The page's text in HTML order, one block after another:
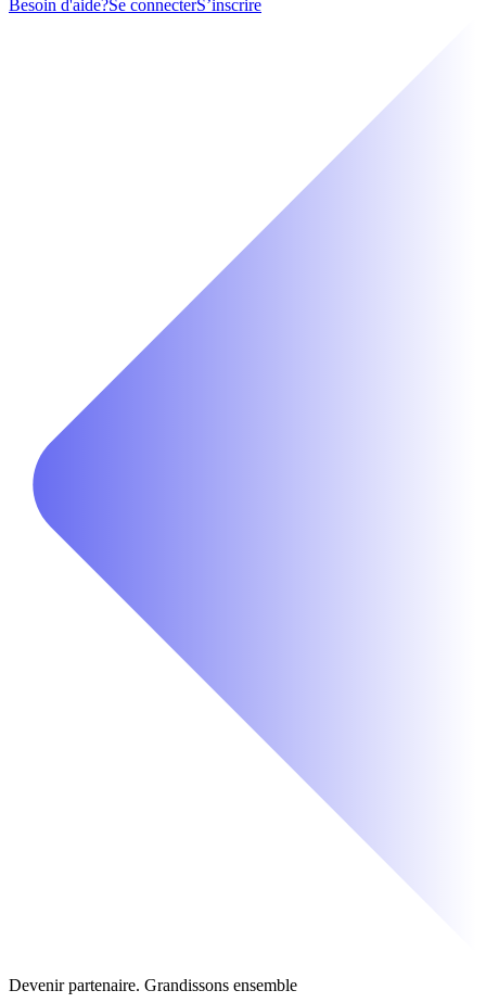
Besoin d'aide?Se connecterS’inscrire
Devenir partenaire. Grandissons ensemble